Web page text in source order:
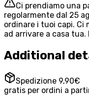
Ci prendiamo una
regolarmente dal 25
ordinare i tuoi capi. Ci
ad arrivare a casa
Additional
Spedizione 9,90€
gratis per ordini a